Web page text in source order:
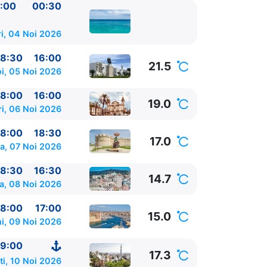
pe
00:30
04 Noi 2026
16:00
05 Noi 2026 21.5
16:00
06 Noi 2026 19.0
18:30
07 Noi 2026 17.0
16:30
08 Noi 2026 14.7
17:00
09 Noi 2026 15.0
10 Noi 2026 17.3